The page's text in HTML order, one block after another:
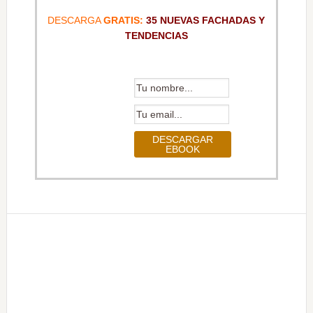
DESCARGAGRATIS: 35 NUEVAS FACHADAS Y
TENDENCIAS